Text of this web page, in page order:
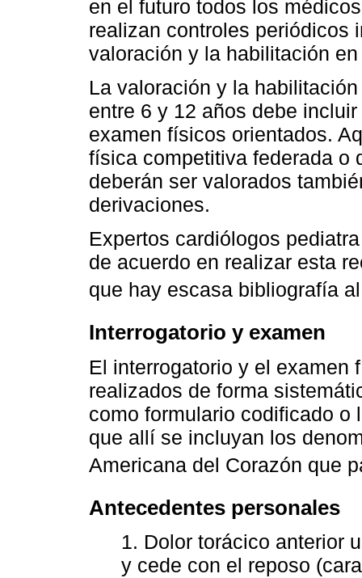
en el futuro todos los
realizan controles periódicos
valoración y la habilitación
La valoración y la
entre 6 y 12 años debe
examen físicos orientados.
física competitiva federada o
deberán ser valorados
derivaciones.
Expertos cardiólogos
de acuerdo en realizar esta
que hay escasa bibliografía
Interrogatorio y examen
El interrogatorio y el examen
realizados de forma
como formulario codificado o
que allí se incluyan los
Americana del Corazón que
Antecedentes personales
1. Dolor torácico anterior
y cede con el reposo